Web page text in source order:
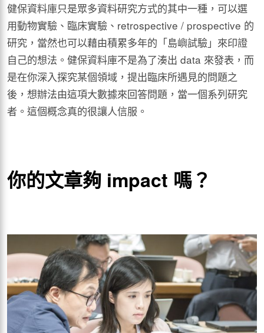
健保資料庫只是眾多資料研究方式的其中一種，可以選
用動物實驗、臨床實驗、retrospective / prospective 的
研究，當然也可以藉由積累多年的「島嶼試驗」來印證
自己的想法。健保資料庫不是為了湊出 data 來發表，而
是在你深入探究某個領域，提出臨床所遇見的問題之
後，想辦法由這項大數據來回答問題，當一個系列研究
者。這個概念真的很讓人信服。
你的文章夠 impact 嗎？